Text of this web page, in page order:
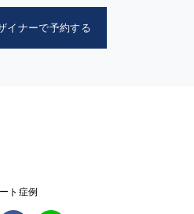
イナーで予約する
ト症例